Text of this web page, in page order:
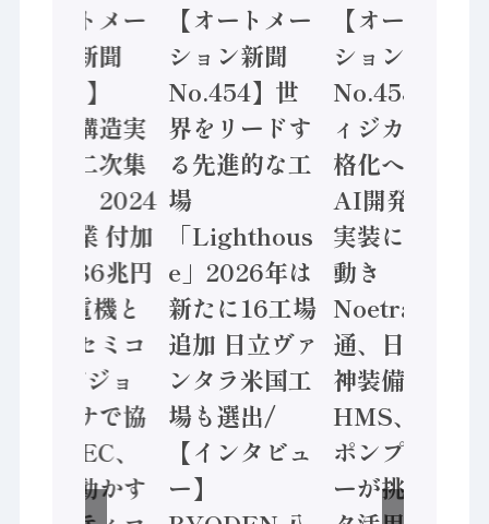
【オートメー
ション新聞
No.455】
「経済構造実
態調査二次集
計結果」2024
年製造業 付加
価値額86兆円
/ 三菱電機と
ソニーセミコ
ン AIビジョ
ンセンサで協
業 / IDEC、
安全に動かす
【オートメー
ション新聞
No.454】世
界をリードす
る先進的な工
場
「Lighthous
e」2026年は
新たに16工場
追加 日立ヴァ
ンタラ米国工
場も選出/
【インタビュ
ー】
【オートメー
ション新聞
No.453】フ
ィジカルAI本
格化へ 国産
AI開発や社会
実装に活発な
動き
Noetra、富士
通、日立 / 兵
神装備 ×
HMS、老舗
ポンプメーカ
ーが挑むデー